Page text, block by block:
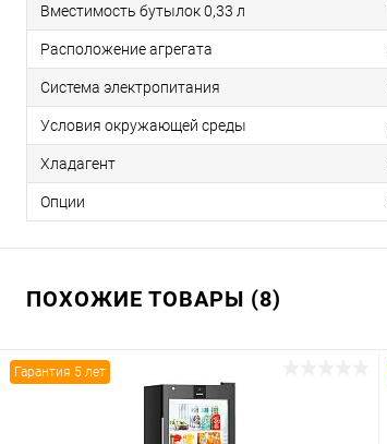
Вместимость бутылок 0,33 л
Расположение агрегата
Система электропитания
Условия окружающей среды
Хладагент
Опции
ПОХОЖИЕ ТОВАРЫ (8)
Гарантия 5 лет